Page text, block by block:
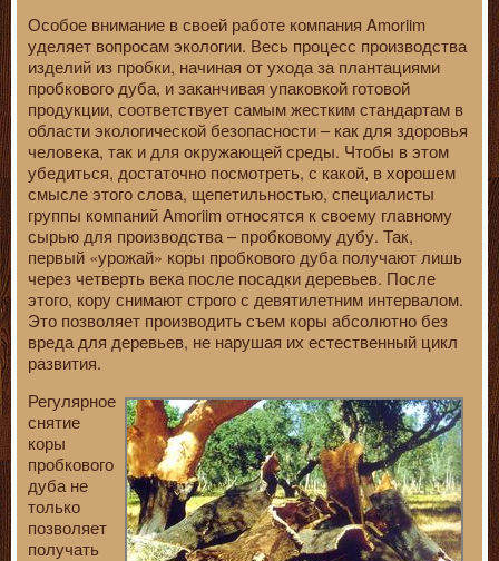
Особое внимание в своей работе компания Amoriim
уделяет вопросам экологии. Весь процесс производства
изделий из пробки, начиная от ухода за плантациями
пробкового дуба, и заканчивая упаковкой готовой
продукции, соответствует самым жестким стандартам в
области экологической безопасности – как для здоровья
человека, так и для окружающей среды. Чтобы в этом
убедиться, достаточно посмотреть, с какой, в хорошем
смысле этого слова, щепетильностью, специалисты
группы компаний Amoriim относятся к своему главному
сырью для производства – пробковому дубу. Так,
первый «урожай» коры пробкового дуба получают лишь
через четверть века после посадки деревьев. После
этого, кору снимают строго с девятилетним интервалом.
Это позволяет производить съем коры абсолютно без
вреда для деревьев, не нарушая их естественный цикл
развития.
Регулярное
снятие
коры
пробкового
дуба не
только
позволяет
получать